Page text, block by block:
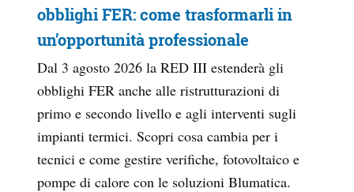
obblighi FER: come trasformarli in
un’opportunità professionale
Dal 3 agosto 2026 la RED III estenderà gli
obblighi FER anche alle ristrutturazioni di
primo e secondo livello e agli interventi sugli
impianti termici. Scopri cosa cambia per i
tecnici e come gestire verifiche, fotovoltaico e
pompe di calore con le soluzioni Blumatica.